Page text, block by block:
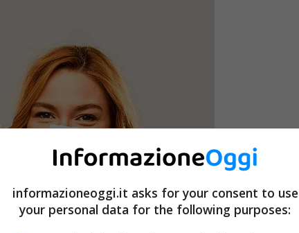
informazioneoggi.it asks for your consent to use
your personal data for the following purposes: